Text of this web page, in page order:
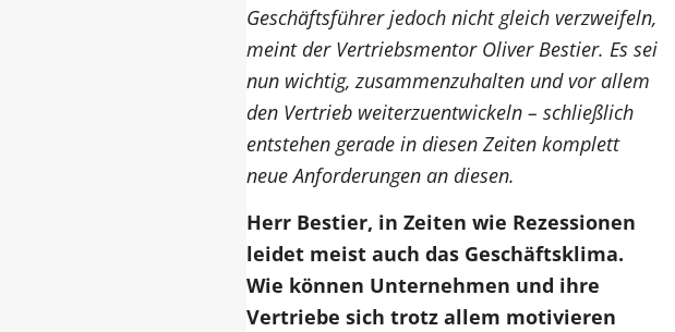
Geschäftsführer jedoch nicht gleich verzweifeln,
meint der Vertriebsmentor Oliver Bestier. Es sei
nun wichtig, zusammenzuhalten und vor allem
den Vertrieb weiterzuentwickeln – schließlich
entstehen gerade in diesen Zeiten komplett
neue Anforderungen an diesen.
Herr Bestier, in Zeiten wie Rezessionen
leidet meist auch das Geschäftsklima.
Wie können Unternehmen und ihre
Vertriebe sich trotz allem motivieren